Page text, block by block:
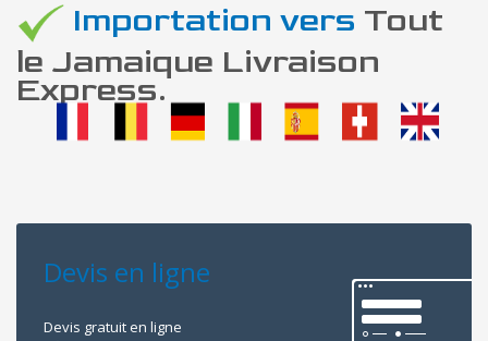
Importation vers Tout
le Jamaique Livraison
Express.
Devis en ligne
Devis gratuit en ligne